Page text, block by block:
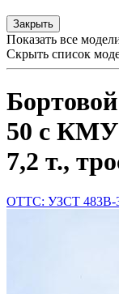
Закрыть
Показать все
Скрыть список
50 с
7,2 т.,
ОТТС: УЗСТ 483В-